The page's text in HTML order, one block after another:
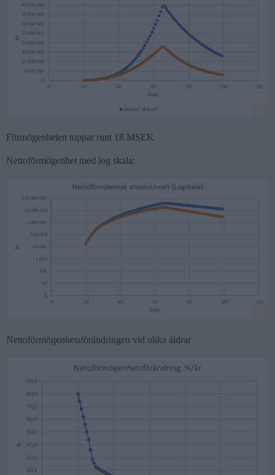
Förmögenheten toppar runt 18 MSEK
Nettoförmögenhet med log skala:
Nettoförmögenhetsförändringen vid olika åldrar